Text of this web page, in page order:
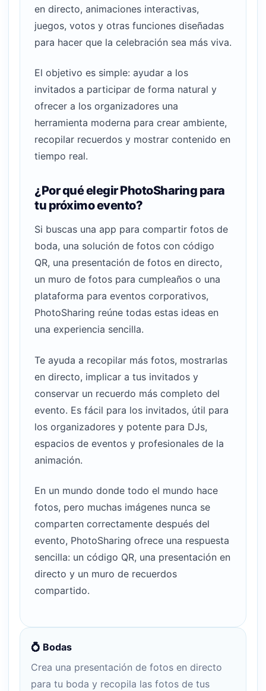
en directo, animaciones interactivas,
juegos, votos y otras funciones diseñadas
para hacer que la celebración sea más viva.
El objetivo es simple: ayudar a los
invitados a participar de forma natural y
ofrecer a los organizadores una
herramienta moderna para crear ambiente,
recopilar recuerdos y mostrar contenido en
tiempo real.
¿Por qué elegir PhotoSharing para
tu próximo evento?
Si buscas una app para compartir fotos de
boda, una solución de fotos con código
QR, una presentación de fotos en directo,
un muro de fotos para cumpleaños o una
plataforma para eventos corporativos,
PhotoSharing reúne todas estas ideas en
una experiencia sencilla.
Te ayuda a recopilar más fotos, mostrarlas
en directo, implicar a tus invitados y
conservar un recuerdo más completo del
evento. Es fácil para los invitados, útil para
los organizadores y potente para DJs,
espacios de eventos y profesionales de la
animación.
En un mundo donde todo el mundo hace
fotos, pero muchas imágenes nunca se
comparten correctamente después del
evento, PhotoSharing ofrece una respuesta
sencilla: un código QR, una presentación en
directo y un muro de recuerdos
compartido.
💍 Bodas
Crea una presentación de fotos en directo
para tu boda y recopila las fotos de tus